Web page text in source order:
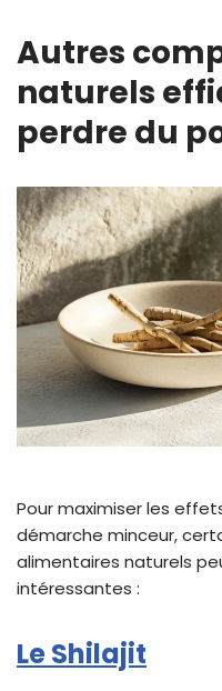
Autres
naturels
perdre du
Pour maximiser les
démarche minceur,
alimentaires naturels
intéressantes :
Le Shilajit